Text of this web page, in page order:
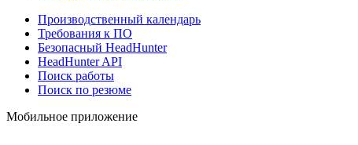
Производственный календарь
Требования к ПО
Безопасный HeadHunter
HeadHunter API
Поиск работы
Поиск по резюме
Мобильное приложение